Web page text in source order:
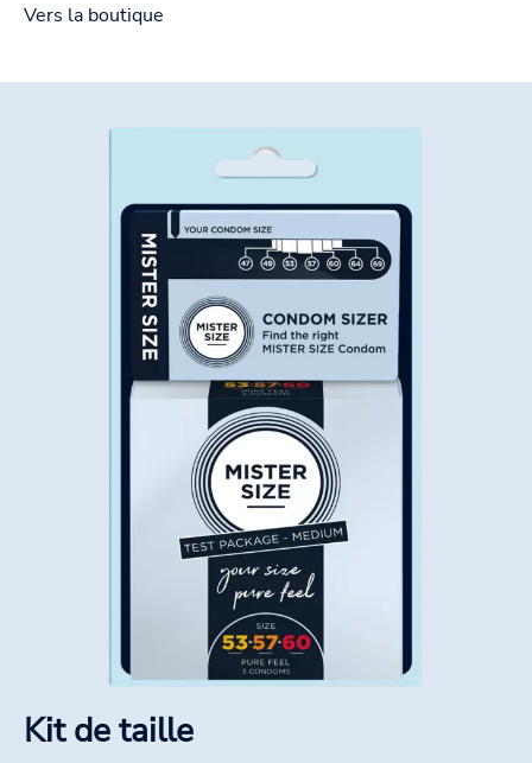
Vers la boutique
Kit de taille